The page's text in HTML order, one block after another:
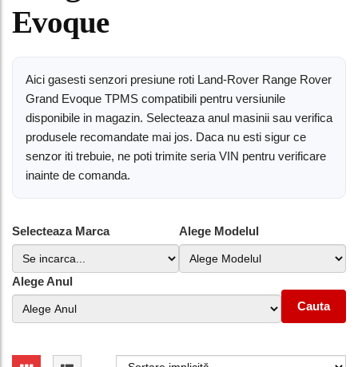
Evoque
Aici gasesti senzori presiune roti Land-Rover Range Rover
Grand Evoque TPMS compatibili pentru versiunile
disponibile in magazin. Selecteaza anul masinii sau verifica
produsele recomandate mai jos. Daca nu esti sigur ce
senzor iti trebuie, ne poti trimite seria VIN pentru verificare
inainte de comanda.
Selecteaza Marca Alege Modelul
Alege Anul
Cauta